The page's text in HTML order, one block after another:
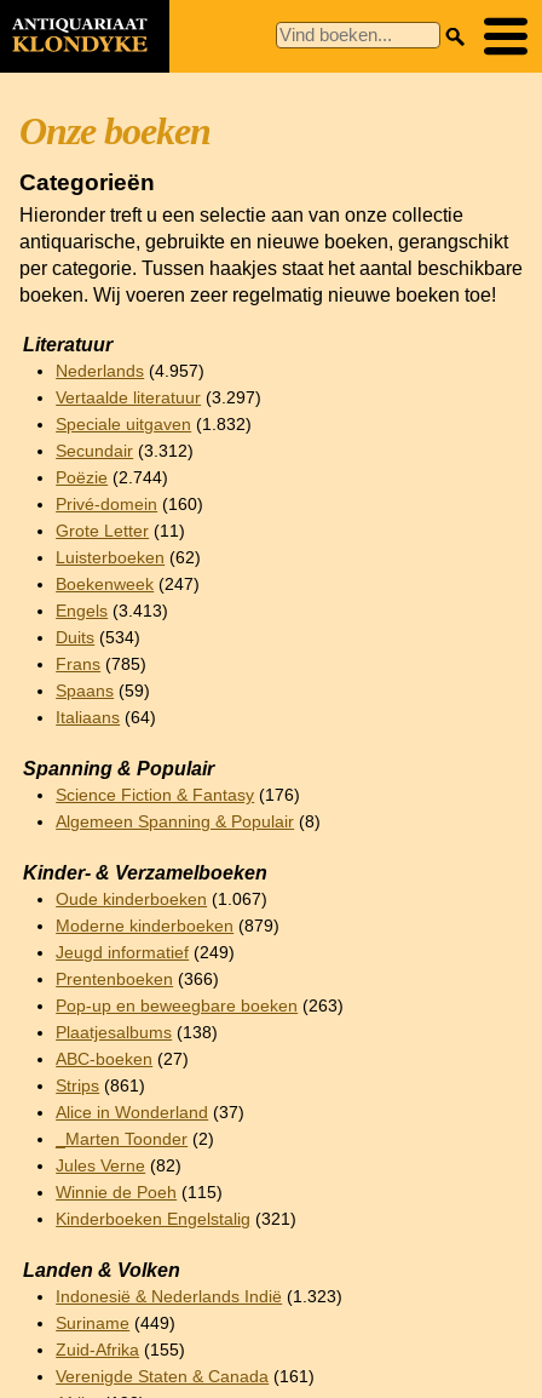
Onze boeken
Categorieën
Hieronder treft u een selectie aan van onze collectie
antiquarische, gebruikte en nieuwe boeken, gerangschikt
per categorie. Tussen haakjes staat het aantal beschikbare
boeken. Wij voeren zeer regelmatig nieuwe boeken toe!
Literatuur
Nederlands (4.957)
Vertaalde literatuur (3.297)
Speciale uitgaven (1.832)
Secundair (3.312)
Poëzie (2.744)
Privé-domein (160)
Grote Letter (11)
Luisterboeken (62)
Boekenweek (247)
Engels (3.413)
Duits (534)
Frans (785)
Spaans (59)
Italiaans (64)
Spanning & Populair
Science Fiction & Fantasy (176)
Algemeen Spanning & Populair (8)
Kinder- & Verzamelboeken
Oude kinderboeken (1.067)
Moderne kinderboeken (879)
Jeugd informatief (249)
Prentenboeken (366)
Pop-up en beweegbare boeken (263)
Plaatjesalbums (138)
ABC-boeken (27)
Strips (861)
Alice in Wonderland (37)
_Marten Toonder (2)
Jules Verne (82)
Winnie de Poeh (115)
Kinderboeken Engelstalig (321)
Landen & Volken
Indonesië & Nederlands Indië (1.323)
Suriname (449)
Zuid-Afrika (155)
Verenigde Staten & Canada (161)